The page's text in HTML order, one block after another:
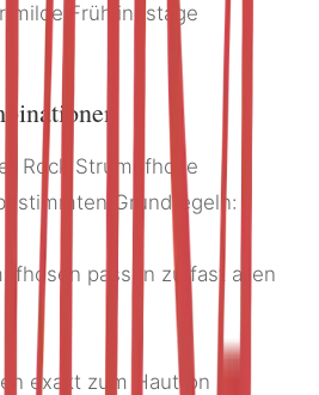
milde Frühlingstage
Rock Strumpfhose
Grundregeln:
passen zu fast allen
exakt zum Hautton